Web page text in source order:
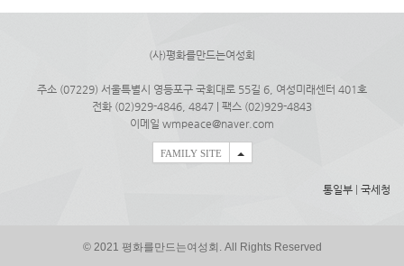
(사)평화를만드는여성회
주소 (07229) 서울특별시 영등포구 국회대로 55길 6, 여성미래센터 401호
전화 (02)929-4846, 4847 | 팩스 (02)929-4843
이메일 wmpeace@naver.com
FAMILY SITE
통일부 | 국세청
© 2021 평화를만드는여성회. All Rights Reserved